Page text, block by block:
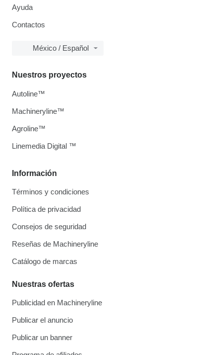
Ayuda
Contactos
México / Español
Información
Términos y condiciones
Política de privacidad
Consejos de seguridad
Reseñas de Machineryline
Catálogo de marcas
Nuestras ofertas
Publicidad en Machineryline
Publicar el anuncio
Publicar un banner
Nuestros proyectos
Autoline™
Machineryline™
Agroline™
Linemedia Digital ™